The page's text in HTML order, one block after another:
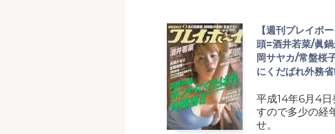
【週刊プレイ
頭=酒井若菜/眞
岡サヤカ/常盤桜
にくだばれ外務
平成14年6月4
すので多少の経
せ。